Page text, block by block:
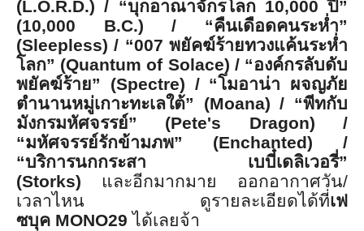
(L.O.R.D.) / “บุกอาณาจักรโลก 10,000ปี”
(10,000 B.C.) / “คืนเดือดคนระห่ำ”
(Sleepless) / “007 พยัคฆ์ร้ายทวงแค้นระห่ำ
โลก” (Quantum of Solace) / “องค์กรลับดับ
พยัคฆ์ร้าย” (Spectre) / “โมอาน่า ผจญภัย
ตำนานหมู่เกาะทะเลใต้” (Moana) / “พีทกับ
มังกรมหัศจรรย์” (Pete's Dragon) /
“มหัศจรรย์รักข้ามภพ” (Enchanted) /
“บริการนกกระสา เบบี๋เดลิเวอรี่”
(Storks) และอีกมากมาย ออกอากาศวัน/
เวลาไหน ดูรายละเอียดได้ที่เฟ
ซบุค MONO29 ได้เลยจ้า